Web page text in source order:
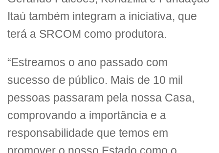
Itaú também integram a iniciativa, que
terá a SRCOM como produtora.
“Estreamos o ano passado com
sucesso de público. Mais de 10 mil
pessoas passaram pela nossa Casa,
comprovando a importância e a
responsabilidade que temos em